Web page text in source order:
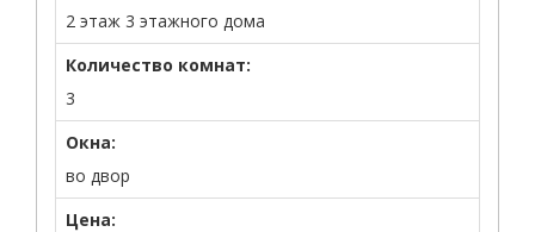
2 этаж 3 этажного дома
Количество комнат:
3
Окна:
во двор
Цена: